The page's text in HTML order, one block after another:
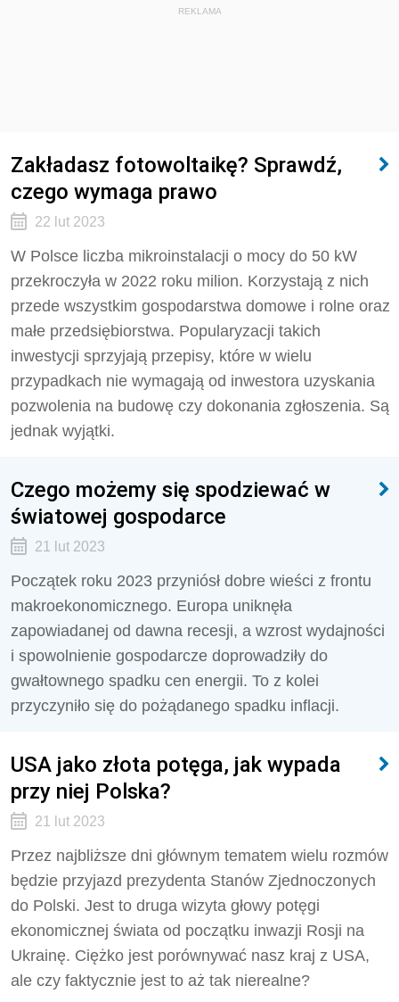
REKLAMA
Zakładasz fotowoltaikę? Sprawdź,
czego wymaga prawo
22 lut 2023
W Polsce liczba mikroinstalacji o mocy do 50 kW
przekroczyła w 2022 roku milion. Korzystają z nich
przede wszystkim gospodarstwa domowe i rolne oraz
małe przedsiębiorstwa. Popularyzacji takich
inwestycji sprzyjają przepisy, które w wielu
przypadkach nie wymagają od inwestora uzyskania
pozwolenia na budowę czy dokonania zgłoszenia. Są
jednak wyjątki.
Czego możemy się spodziewać w
światowej gospodarce
21 lut 2023
Początek roku 2023 przyniósł dobre wieści z frontu
makroekonomicznego. Europa uniknęła
zapowiadanej od dawna recesji, a wzrost wydajności
i spowolnienie gospodarcze doprowadziły do
gwałtownego spadku cen energii. To z kolei
przyczyniło się do pożądanego spadku inflacji.
USA jako złota potęga, jak wypada
przy niej Polska?
21 lut 2023
Przez najbliższe dni głównym tematem wielu rozmów
będzie przyjazd prezydenta Stanów Zjednoczonych
do Polski. Jest to druga wizyta głowy potęgi
ekonomicznej świata od początku inwazji Rosji na
Ukrainę. Ciężko jest porównywać nasz kraj z USA,
ale czy faktycznie jest to aż tak nierealne?